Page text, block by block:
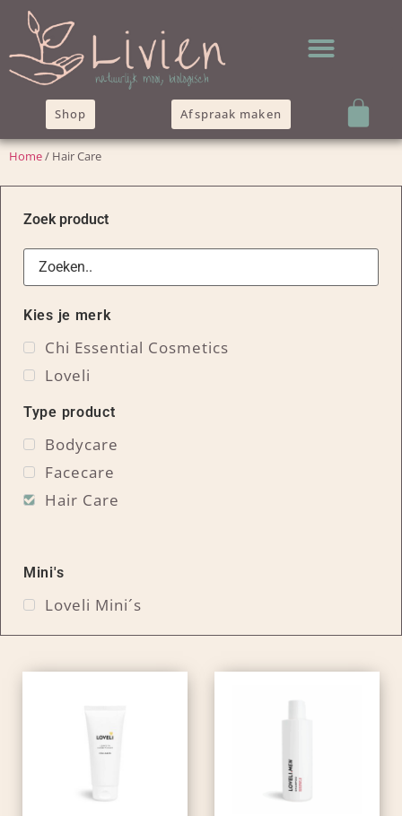
Shop Afspraak maken
Home/ Hair Care
Zoek product
Kies je merk
Chi Essential Cosmetics
Loveli
Type product
Bodycare
Facecare
Hair Care
Mini's
Loveli Mini´s